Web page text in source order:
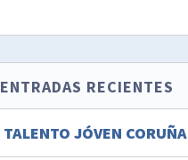
ENTRADAS RECIENTES
TALENTO JÓVEN CORUÑA